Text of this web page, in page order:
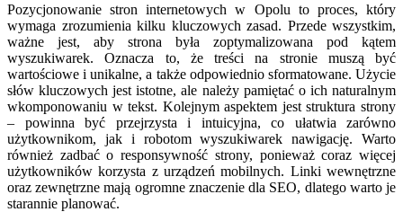
Pozycjonowanie stron internetowych w Opolu to proces, który
wymaga zrozumienia kilku kluczowych zasad. Przede wszystkim,
ważne jest, aby strona była zoptymalizowana pod kątem
wyszukiwarek. Oznacza to, że treści na stronie muszą być
wartościowe i unikalne, a także odpowiednio sformatowane. Użycie
słów kluczowych jest istotne, ale należy pamiętać o ich naturalnym
wkomponowaniu w tekst. Kolejnym aspektem jest struktura strony
– powinna być przejrzysta i intuicyjna, co ułatwia zarówno
użytkownikom, jak i robotom wyszukiwarek nawigację. Warto
również zadbać o responsywność strony, ponieważ coraz więcej
użytkowników korzysta z urządzeń mobilnych. Linki wewnętrzne
oraz zewnętrzne mają ogromne znaczenie dla SEO, dlatego warto je
starannie planować.